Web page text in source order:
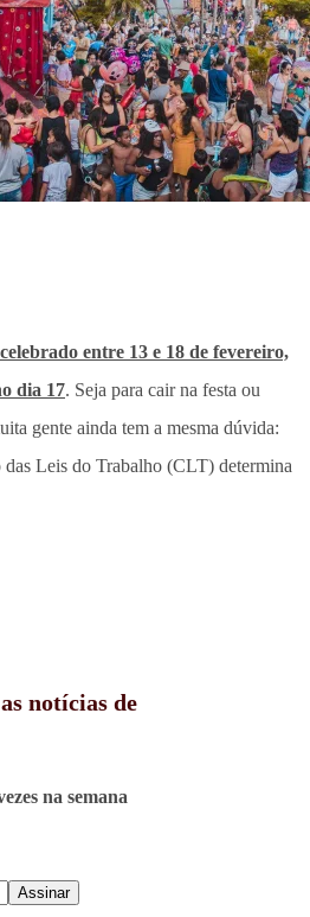
entre 13 e 18 de fevereiro,
dia 17. Seja para cair na festa ou
gente ainda tem a mesma dúvida:
das Leis do Trabalho (CLT) determina
notícias de
na semana
Assinar